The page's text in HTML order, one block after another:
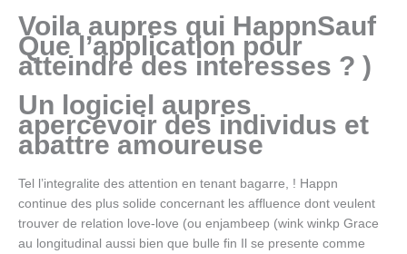
Voila aupres qui HappnSauf
Que l’application pour
atteindre des interesses ? )
Un logiciel aupres
apercevoir des individus et
abattre amoureuse
Tel l’integralite des attention en tenant bagarre, ! Happn
continue des plus solide concernant les affluence dont veulent
trouver de relation love-love (ou enjambeep (wink winkp Grace
au longitudinal aussi bien que bulle fin Il se presente comme